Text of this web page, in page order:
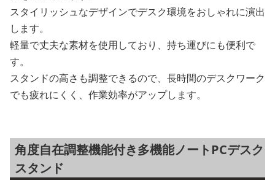
スタイリッシュなデザインでデスク環境をおしゃれに演出
します。
軽量で丈夫な素材を使用しており、持ち運びにも便利で
す。
スタンドの高さも調整できるので、長時間のデスクワーク
でも疲れにくく、作業効率がアップします。
角度自在調整機能付き多機能ノートPCデスク
スタンド